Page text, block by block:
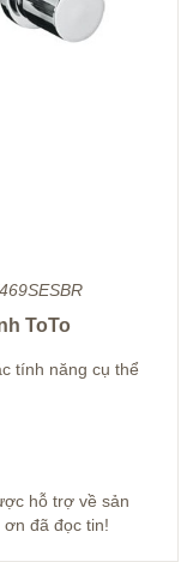
ToTo
tính năng cụ thể
hỗ trợ về sản
đã đọc tin!